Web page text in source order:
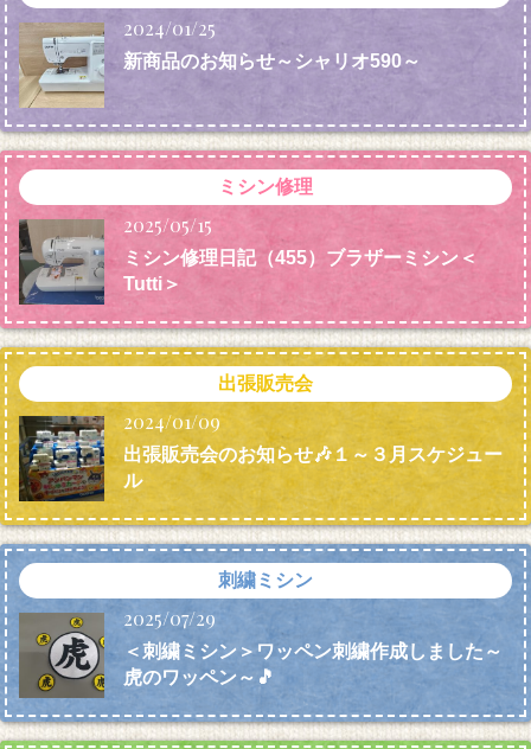
2024/01/25
新商品のお知らせ～シャリオ590～
ミシン修理
2025/05/15
ミシン修理日記（455）ブラザーミシン＜
Tutti＞
出張販売会
2024/01/09
出張販売会のお知らせ🎶１～３月スケジュー
ル
刺繍ミシン
2025/07/29
＜刺繍ミシン＞ワッペン刺繍作成しました～
虎のワッペン～🎵